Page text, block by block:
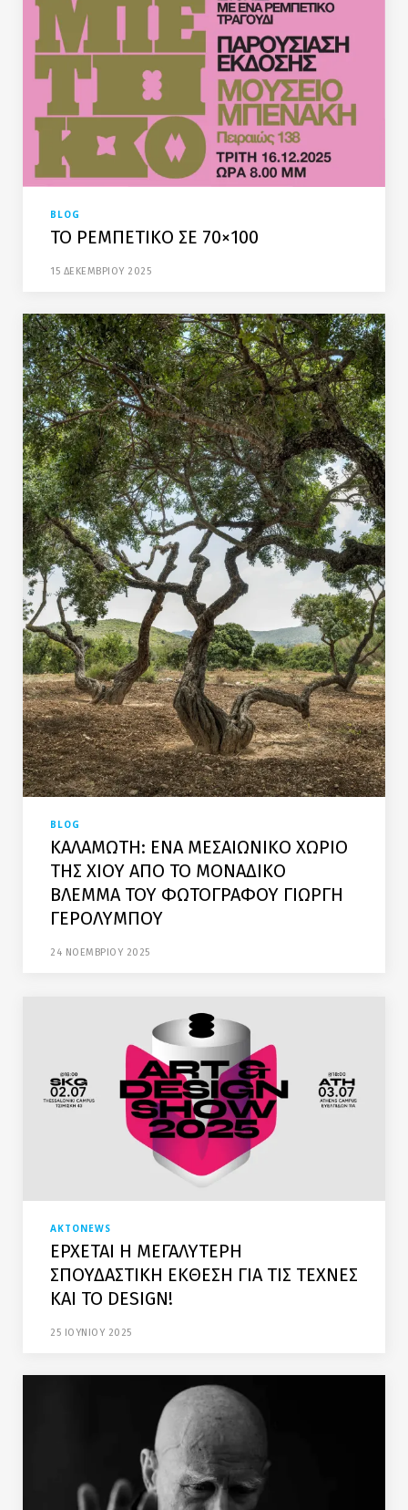
BLOG
TO ΡΕΜΠΕΤΙΚΟ ΣΕ 70×100
15 ΔΕΚΕΜΒΡΙΟΥ 2025
BLOG
ΚΑΛΑΜΩΤΗ: ΕΝΑ ΜΕΣΑΙΩΝΙΚΟ ΧΩΡΙΟ
ΤΗΣ ΧΙΟΥ ΑΠΟ ΤΟ ΜΟΝΑΔΙΚΟ
ΒΛΕΜΜΑ ΤΟΥ ΦΩΤΟΓΡΑΦΟΥ ΓΙΩΡΓΗ
ΓΕΡΟΛΥΜΠΟΥ
24 ΝΟΕΜΒΡΙΟΥ 2025
AKTONEWS
ΕΡΧΕΤΑΙ Η ΜΕΓΑΛΥΤΕΡΗ
ΣΠΟΥΔΑΣΤΙΚΗ ΕΚΘΕΣΗ ΓΙΑ ΤΙΣ ΤΕΧΝΕΣ
ΚΑΙ ΤΟ DESIGN!
25 ΙΟΥΝΙΟΥ 2025